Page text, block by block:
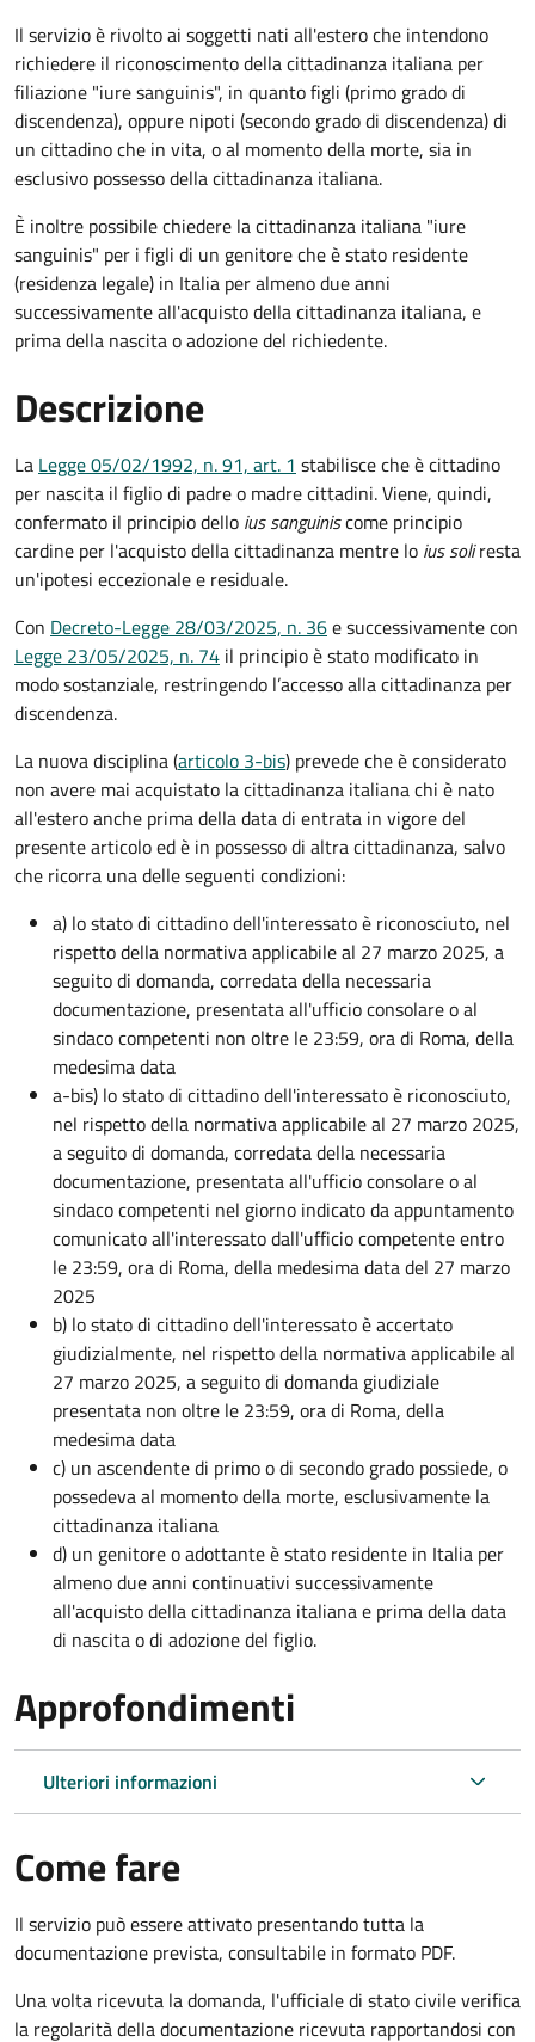
Il servizio è rivolto ai soggetti nati all'estero che intendono
richiedere il riconoscimento della cittadinanza italiana per
filiazione "iure sanguinis", in quanto figli (primo grado di
discendenza), oppure nipoti (secondo grado di discendenza) di
un cittadino che in vita, o al momento della morte, sia in
esclusivo possesso della cittadinanza italiana.
È inoltre possibile chiedere la cittadinanza italiana "iure
sanguinis" per i figli di un genitore che è stato residente
(residenza legale) in Italia per almeno due anni
successivamente all'acquisto della cittadinanza italiana, e
prima della nascita o adozione del richiedente.
Descrizione
La Legge 05/02/1992, n. 91, art. 1 stabilisce che è cittadino
per nascita il figlio di padre o madre cittadini. Viene, quindi,
confermato il principio dello ius sanguiniscome principio
cardine per l'acquisto della cittadinanza mentre lo ius soliresta
un'ipotesi eccezionale e residuale.
Con Decreto-Legge 28/03/2025, n. 36e successivamente con
Legge 23/05/2025, n. 74 il principio è stato modificato in
modo sostanziale, restringendo l’accesso alla cittadinanza per
discendenza.
La nuova disciplina (articolo 3-bis) prevede cheèconsiderato
non avere mai acquistato la cittadinanza italiana chi è nato
all'estero anche prima della data di entrata in vigore del
presente articolo ed è in possesso di altra cittadinanza, salvo
che ricorra una delle seguenti condizioni:
a) lo stato di cittadino dell'interessato è riconosciuto, nel
rispetto della normativa applicabile al 27 marzo 2025, a
seguito di domanda, corredata della necessaria
documentazione, presentata all'ufficio consolare o al
sindaco competenti non oltre le 23:59, ora di Roma, della
medesima data
a-bis) lo stato di cittadino dell'interessato è riconosciuto,
nel rispetto della normativa applicabile al 27 marzo 2025,
a seguito di domanda, corredata della necessaria
documentazione, presentata all'ufficio consolare o al
sindaco competenti nel giorno indicato da appuntamento
comunicato all'interessato dall'ufficio competente entro
le 23:59, ora di Roma, della medesima data del 27 marzo
2025
b) lo stato di cittadino dell'interessato è accertato
giudizialmente, nel rispetto della normativa applicabile al
27 marzo 2025, a seguito di domanda giudiziale
presentata non oltre le 23:59, ora di Roma, della
medesima data
c) un ascendente di primo o di secondo grado possiede, o
possedeva al momento della morte, esclusivamente la
cittadinanza italiana
d) un genitore o adottante è stato residente in Italia per
almeno due anni continuativi successivamente
all'acquisto della cittadinanza italiana e prima della data
di nascita o di adozione del figlio.
Approfondimenti
Ulteriori informazioni
Come fare
Il servizio può essere attivato presentando tutta la
documentazione prevista, consultabile in formato PDF.
Una volta ricevuta la domanda, l'ufficiale di stato civile verifica
la regolarità della documentazione ricevuta rapportandosi con